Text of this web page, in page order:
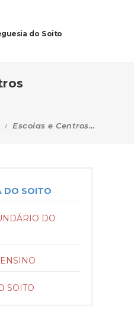
do Soito
Escolas e Centros Educativos
DO SOITO
DO
SOITO